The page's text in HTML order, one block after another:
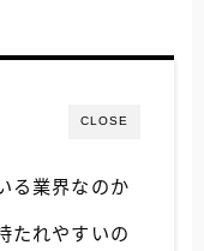
CLOSE
る業界なのか
たれやすいの